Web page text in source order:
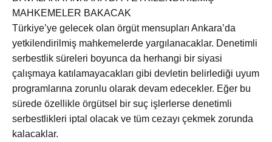
MAHKEMELER BAKACAK
Türkiye’ye gelecek olan örgüt mensupları Ankara’da
yetkilendirilmiş mahkemelerde yargılanacaklar. Denetimli
serbestlik süreleri boyunca da herhangi bir siyasi
çalışmaya katılamayacakları gibi devletin belirlediği uyum
programlarına zorunlu olarak devam edecekler. Eğer bu
sürede özellikle örgütsel bir suç işlerlerse denetimli
serbestlikleri iptal olacak ve tüm cezayı çekmek zorunda
kalacaklar.